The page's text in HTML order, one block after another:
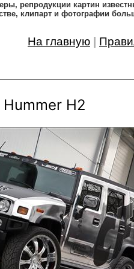
pепродукции картин
клипарт и фотографии
На главную
Hummer H2